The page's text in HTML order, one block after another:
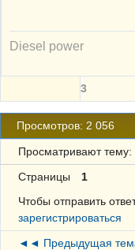
Diesel power
3
Просмотров: 2 056
Просматривают тему:
Страницы
1
Чтобы отправить
зарегистрироваться
◄◄ Предыдущая